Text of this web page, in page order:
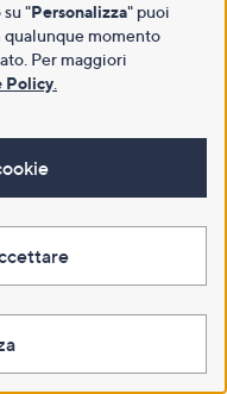
"Personalizza" puoi
momento
Per maggiori
Policy